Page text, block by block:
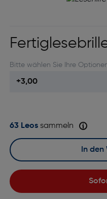
Bitte wählen Sie Ihre
63 Leossammeln
In